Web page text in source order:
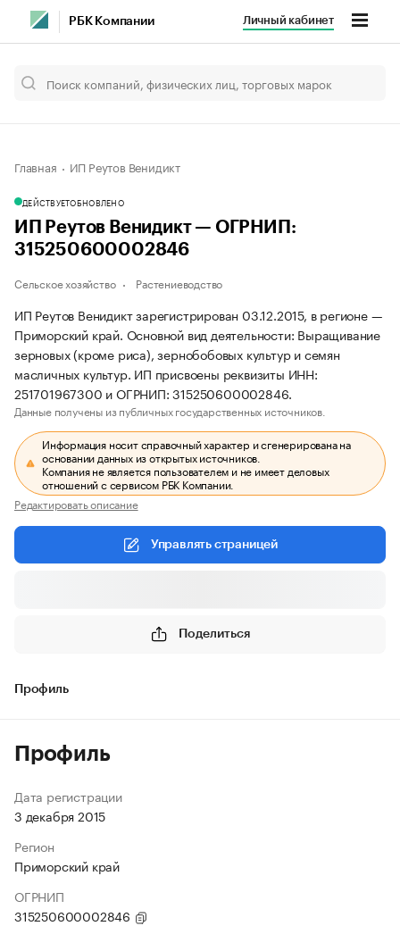
РБК Компании Личный кабинет
Главная ИП Реутов Венидикт
ДЕЙСТВУЕТОБНОВЛЕНО
ИП Реутов Венидикт — ОГРНИП:
315250600002846
Сельское хозяйство Растениеводство
ИП Реутов Венидикт зарегистрирован 03.12.2015, в регионе —
Приморский край. Основной вид деятельности: Выращивание
зерновых (кроме риса), зернобобовых культур и семян
масличных культур. ИП присвоены реквизиты ИНН:
251701967300 и ОГРНИП: 315250600002846.
Данные получены из публичных государственных источников.
Информация носит справочный характер и сгенерирована на
основании данных из открытых источников.
Компания не является пользователем и не имеет деловых
отношений с сервисом РБК Компании.
Редактировать описание
Управлять страницей
Поделиться
Профиль
Профиль
Дата регистрации
3 декабря 2015
Регион
Приморский край
ОГРНИП
315250600002846